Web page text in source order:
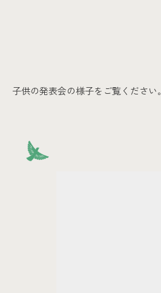
子供の発表会の様子をご覧ください。